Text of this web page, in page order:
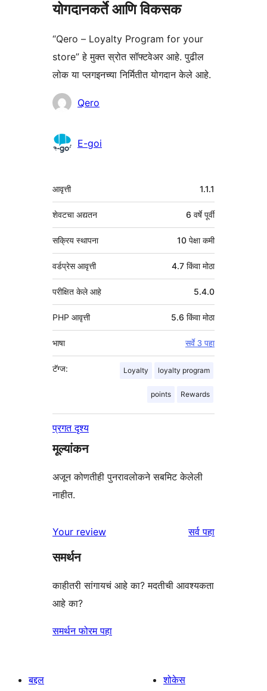
योगदानकर्ते आणि विकसक
“Qero – Loyalty Program for your
store” हे मुक्त स्रोत सॉफ्टवेअर आहे. पुढील
लोक या प्लगइनच्या निर्मितीत योगदान केले आहे.
योगदानकर्तेQero
E-goi
मेटा
आवृत्ती 1.1.1
शेवटचा अद्यतन 6 वर्षेपूर्वी
सक्रिय स्थापना 10 पेक्षा कमी
वर्डप्रेस आवृत्ती 4.7 किंवा मोठा
परीक्षित केले आहे 5.4.0
PHP आवृत्ती 5.6 किंवा मोठा
भाषा सर्वे 3 पहा
टॅग्ज: Loyalty loyalty program
points Rewards
प्रगत दृश्य
मूल्यांकन
अजून कोणतीही पुनरावलोकने सबमिट केलेली
नाहीत.
Your review सर्वपुनरावलोकने
पहा
समर्थन
काहीतरी सांगायचं आहे का? मदतीची आवश्यकता
आहे का?
समर्थन फोरम पहा
बद्दल
शोकेस